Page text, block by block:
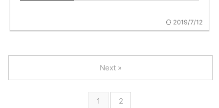
2019/7/12
1 2
Next »